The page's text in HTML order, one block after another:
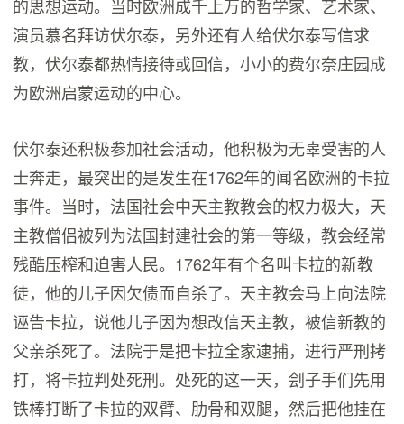
的思想运动。当时欧洲成千上万的哲学家、艺术家、
演员慕名拜访伏尔泰，另外还有人给伏尔泰写信求
教，伏尔泰都热情接待或回信，小小的费尔奈庄园成
为欧洲启蒙运动的中心。
伏尔泰还积极参加社会活动，他积极为无辜受害的人
士奔走，最突出的是发生在1762年的闻名欧洲的卡拉
事件。当时，法国社会中天主教教会的权力极大，天
主教僧侣被列为法国封建社会的第一等级，教会经常
残酷压榨和迫害人民。1762年有个名叫卡拉的新教
徒，他的儿子因欠债而自杀了。天主教会马上向法院
诬告卡拉，说他儿子因为想改信天主教，被信新教的
父亲杀死了。法院于是把卡拉全家逮捕，进行严刑拷
打，将卡拉判处死刑。处死的这一天，刽子手们先用
铁棒打断了卡拉的双臂、肋骨和双腿，然后把他挂在